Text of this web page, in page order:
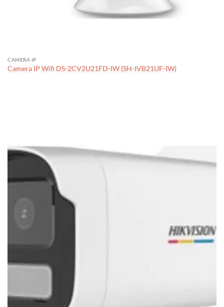
CAMERA IP
Camera IP Wifi DS-2CV2U21FD-IW (SH-IVB21UF-IW)